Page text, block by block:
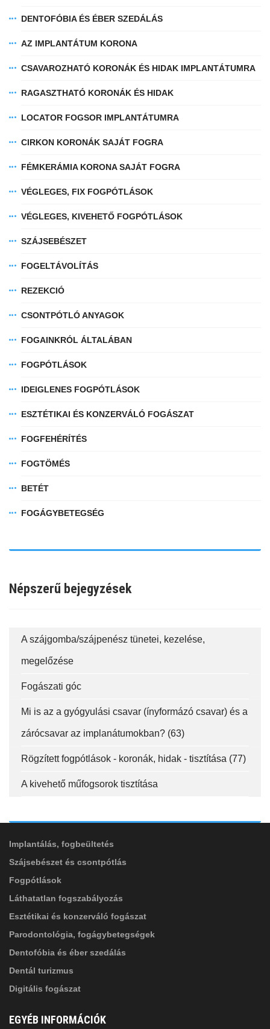
DENTOFÓBIA ÉS ÉBER SZEDÁLÁS
AZ IMPLANTÁTUM KORONA
CSAVAROZHATÓ KORONÁK ÉS HIDAK IMPLANTÁTUMRA
RAGASZTHATÓ KORONÁK ÉS HIDAK
LOCATOR FOGSOR IMPLANTÁTUMRA
CIRKON KORONÁK SAJÁT FOGRA
FÉMKERÁMIA KORONA SAJÁT FOGRA
VÉGLEGES, FIX FOGPÓTLÁSOK
VÉGLEGES, KIVEHETŐ FOGPÓTLÁSOK
SZÁJSEBÉSZET
FOGELTÁVOLÍTÁS
REZEKCIÓ
CSONTPÓTLÓ ANYAGOK
FOGAINKRÓL ÁLTALÁBAN
FOGPÓTLÁSOK
IDEIGLENES FOGPÓTLÁSOK
ESZTÉTIKAI ÉS KONZERVÁLÓ FOGÁSZAT
FOGFEHÉRÍTÉS
FOGTÖMÉS
BETÉT
FOGÁGYBETEGSÉG
Népszerű bejegyzések
A szájgomba/szájpenész tünetei, kezelése,
megelőzése
Fogászati góc
Mi is az a gyógyulási csavar (ínyformázó csavar) és a
zárócsavar az implanátumokban? (63)
Rögzített fogpótlások - koronák, hidak - tisztítása (77)
A kivehető műfogsorok tisztítása
ITT TALÁL MEG
fa-
fa-
in
EMAILCIME
FELIRATKOZÁS
Implantálás, fogbeültetés
Szájsebészet és csontpótlás
Fogpótlások
Láthatatlan fogszabályozás
Esztétikai és konzerváló fogászat
Parodontológia, fogágybetegségek
Dentofóbia és éber szedálás
Dentál turizmus
Digitális fogászat
EGYÉB INFORMÁCIÓK